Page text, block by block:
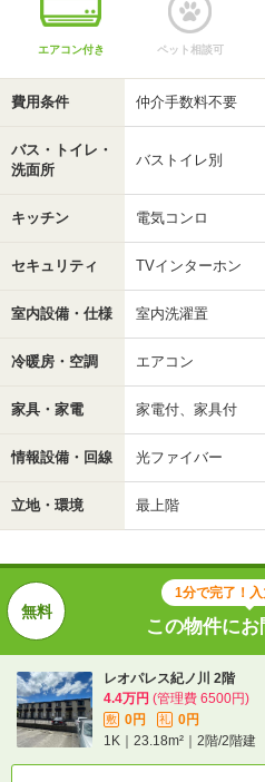
エアコン付き ペット相談可
費用条件 仲介手数料不要
バス・トイレ・
洗面所
バストイレ別
キッチン 電気コンロ
セキュリティ TVインターホン
室内設備・仕様 室内洗濯置
冷暖房・空調 エアコン
家具・家電 家電付、家具付
情報設備・回線 光ファイバー
立地・環境 最上階
1分で完了！入
この物件に
レオパレス紀ノ川 2階
4.4万円 (管理費 6500円)
敷 0円 礼
0円
1K｜23.18m²｜2階/2階建